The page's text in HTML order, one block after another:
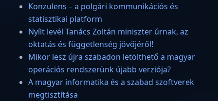
Konzulens – a polgári kommunikációs és
statisztikai platform
Nyílt levél Tanács Zoltán miniszter úrnak, az
oktatás és függetlenség jövőjéről!
Mikor lesz újra szabadon letölthető a magyar
operációs rendszerünk újabb verziója?
A magyar informatika és a szabad szoftverek
megtisztítása